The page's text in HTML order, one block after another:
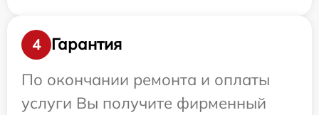
4
Гарантия
По окончании ремонта и оплаты
услуги Вы получите фирменный